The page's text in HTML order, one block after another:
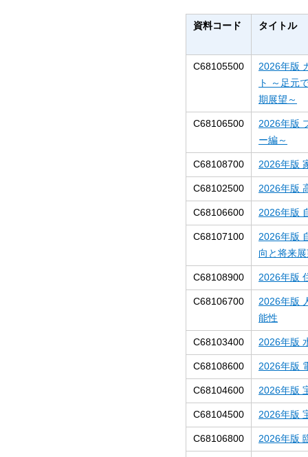
資料コード タイトル
C68105500
2026年版
ト ～足元
期展望～
C68106500
2026年版
ー編～
C68108700 2026年版
C68102500 2026年版
C68106600 2026年版
C68107100
2026年版
向と将来
C68108900 2026年版
C68106700
2026年版
能性
C68103400 2026年版
C68108600 2026年版
C68104600 2026年版
C68104500 2026年版
C68106800 2026年版